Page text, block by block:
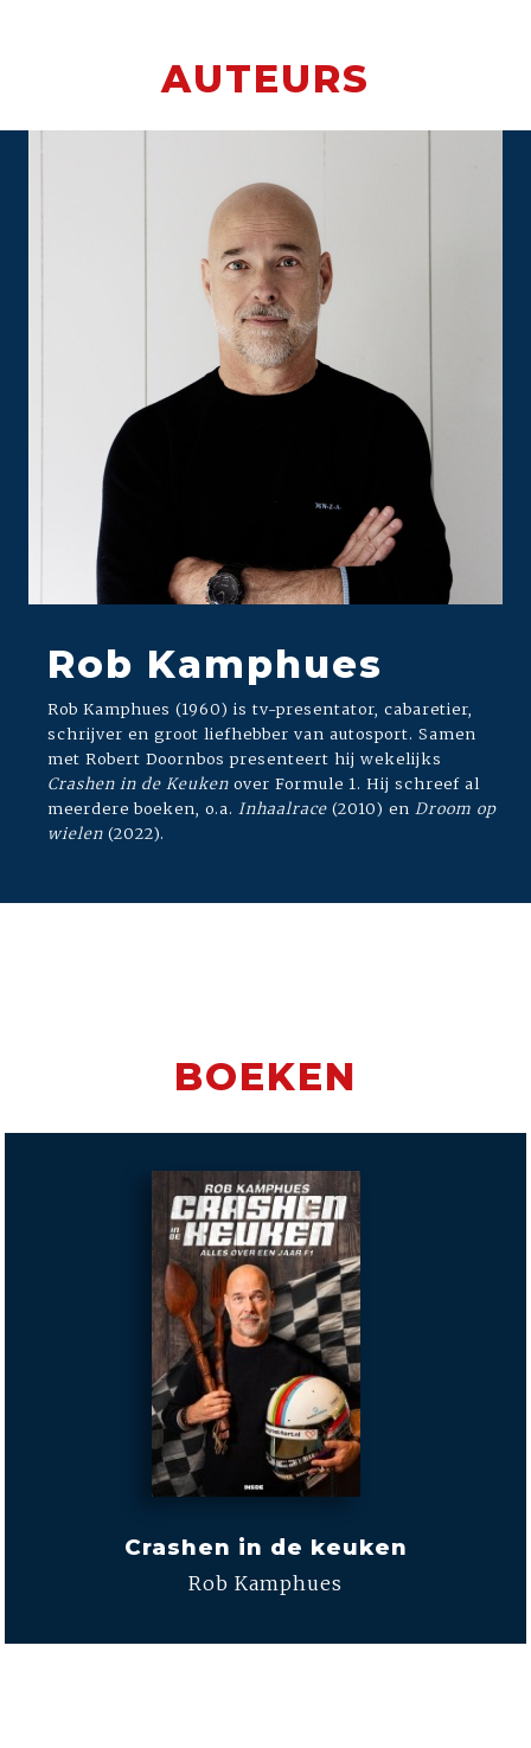
AUTEURS
Rob Kamphues
Rob Kamphues (1960) is tv-presentator, cabaretier,
schrijver en groot liefhebber van autosport. Samen
met Robert Doornbos presenteert hij wekelijks
Crashen in de Keuken over Formule 1. Hij schreef al
meerdere boeken, o.a. Inhaalrace (2010) en Droom op
wielen (2022).
BOEKEN
Crashen in de keuken
Rob Kamphues